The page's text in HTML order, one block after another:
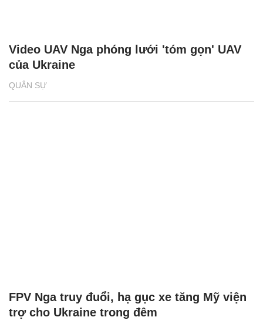
QUÂN SỰ
Video UAV Nga phóng lưới 'tóm gọn' UAV
của Ukraine
FPV Nga truy đuổi, hạ gục xe tăng Mỹ viện
trợ cho Ukraine trong đêm